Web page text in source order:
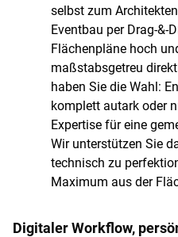
selbst zum
Eventbau per Drag-&-
Flächenpläne hoch
maßstabsgetreu
haben Sie die Wahl:
komplett autark oder
Expertise für eine
Wir unterstützen Sie
technisch zu
Maximum aus der
Digitaler Workflow,